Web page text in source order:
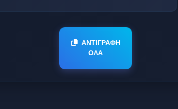
ΑΝΤΙΓΡΑΦΗ
ΟΛΑ